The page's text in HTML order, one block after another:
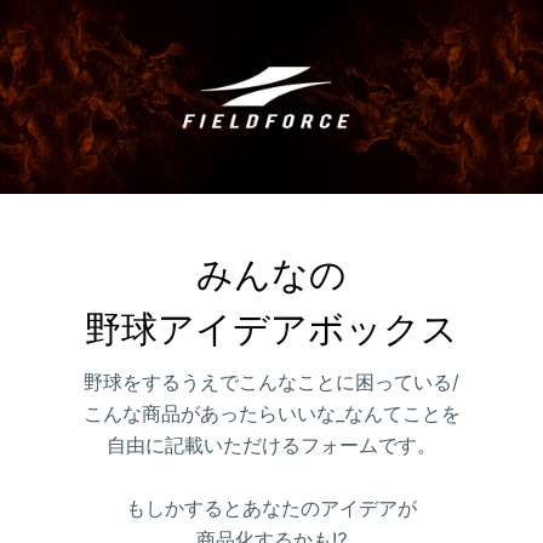
みんなの
野球アイデアボックス
野球をするうえでこんなことに困っている/
こんな商品があったらいいな_なんてことを
自由に記載いただけるフォームです。
もしかするとあなたのアイデアが